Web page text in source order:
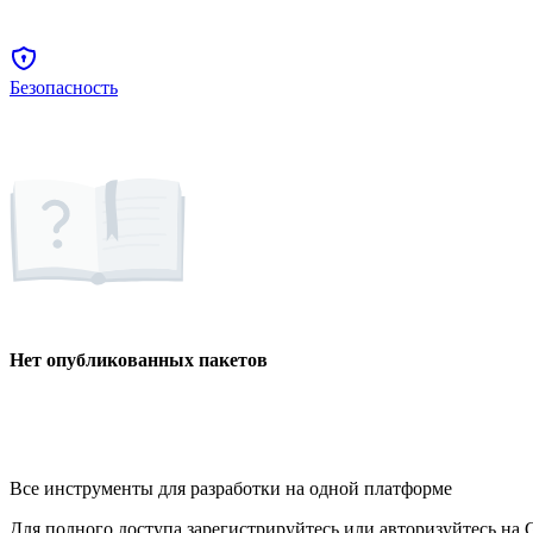
Безопасность
Нет опубликованных пакетов
Все инструменты для разработки на одной платформе
Для полного доступа зарегистрируйтесь или авторизуйтесь на